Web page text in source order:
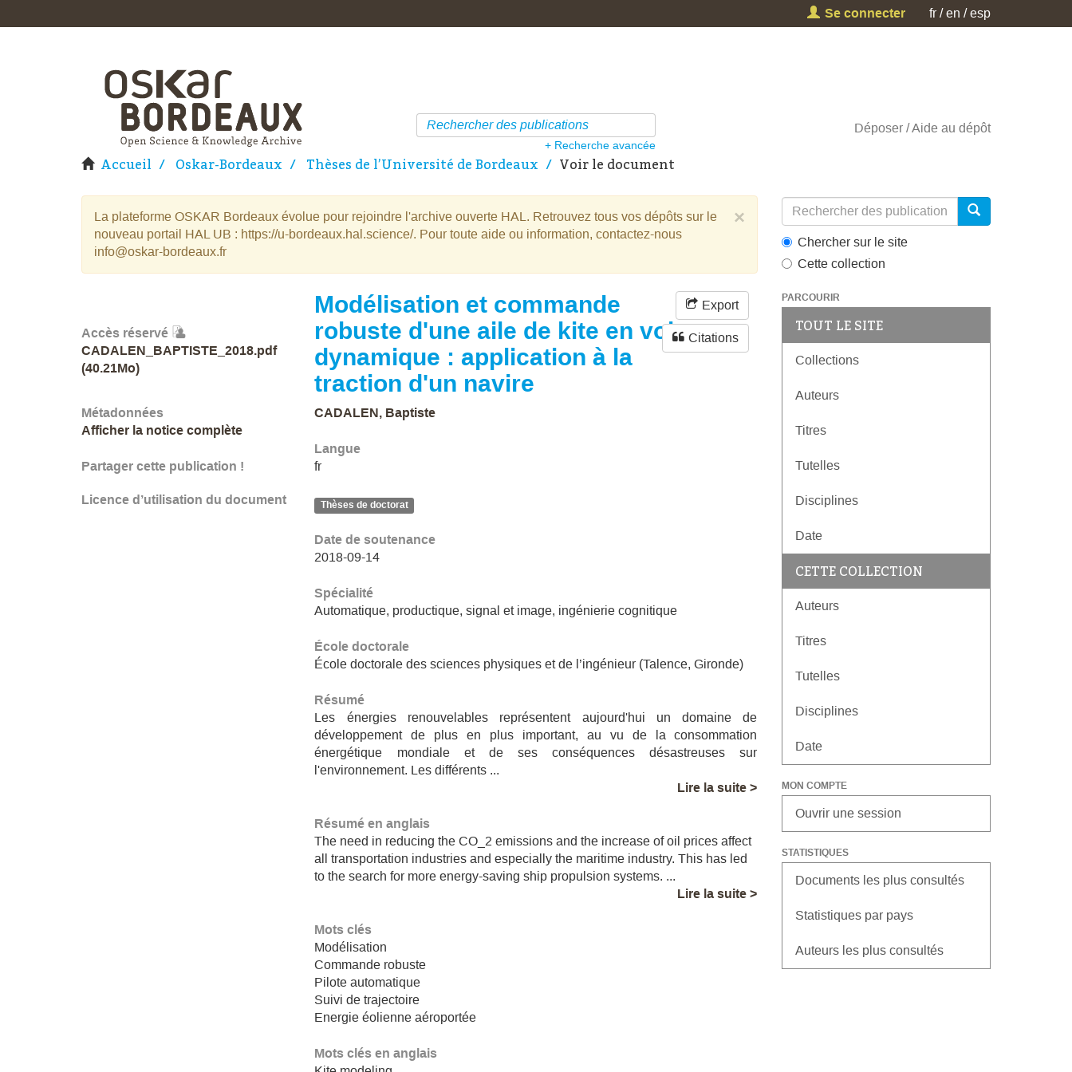
Se connecter fr en esp
+ Recherche avancée
Déposer Aide au dépôt
Accueil Oskar-Bordeaux Thèses de l’Université de Bordeaux Voir le document
×
La plateforme OSKAR Bordeaux évolue pour rejoindre l'archive ouverte HAL. Retrouvez tous vos dépôts sur le
nouveau portail HAL UB : https://u-bordeaux.hal.science/. Pour toute aide ou information, contactez-nous
info@oskar-bordeaux.fr
Accès réservé
CADALEN_BAPTISTE_2018.pdf
(40.21Mo)
Métadonnées
Afficher la notice complète
Partager cette publication !
Licence d’utilisation du document
Modélisation et commande
robuste d'une aile de kite en vol
dynamique : application à la
traction d'un navire
Export
Citations
CADALEN, Baptiste
Langue
fr
Thèses de doctorat
Date de soutenance
2018-09-14
Spécialité
Automatique, productique, signal et image, ingénierie cognitique
École doctorale
École doctorale des sciences physiques et de l’ingénieur (Talence, Gironde)
Résumé
Les énergies renouvelables représentent aujourd'hui un domaine de
développement de plus en plus important, au vu de la consommation
énergétique mondiale et de ses conséquences désastreuses sur
l'environnement. Les différents ...
Lire la suite >
Résumé en anglais
The need in reducing the CO_2 emissions and the increase of oil prices affect
all transportation industries and especially the maritime industry. This has led
to the search for more energy-saving ship propulsion systems. ...
Lire la suite >
Mots clés
Modélisation
Commande robuste
Pilote automatique
Suivi de trajectoire
Energie éolienne aéroportée
Mots clés en anglais
Chercher sur le site
Cette collection
PARCOURIR
TOUT LE SITE
Collections
Auteurs
Titres
Tutelles
Disciplines
Date
CETTE COLLECTION
Auteurs
Titres
Tutelles
Disciplines
Date
MON COMPTE
Ouvrir une session
STATISTIQUES
Documents les plus consultés
Statistiques par pays
Auteurs les plus consultés